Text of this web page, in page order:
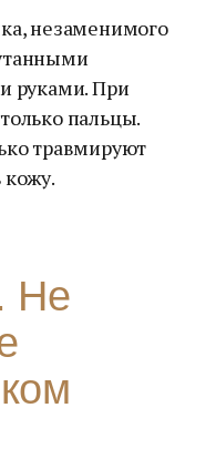
незаменимого
руками. При
пальцы.
травмируют
кожу.
Не